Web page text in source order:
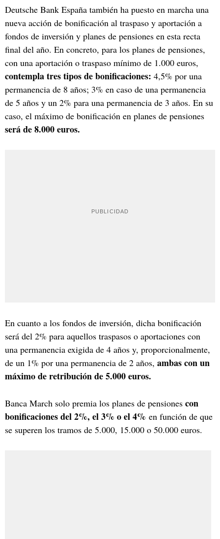
Deutsche Bank España también ha puesto en marcha una
nueva acción de bonificación al traspaso y aportación a
fondos de inversión y planes de pensiones en esta recta
final del año. En concreto, para los planes de pensiones,
con una aportación o traspaso mínimo de 1.000 euros,
contempla tres tipos de bonificaciones: 4,5% por una
permanencia de 8 años; 3% en caso de una permanencia
de 5 años y un 2% para una permanencia de 3 años. En su
caso, el máximo de bonificación en planes de pensiones
será de 8.000 euros.
En cuanto a los fondos de inversión, dicha bonificación
será del 2% para aquellos traspasos o aportaciones con
una permanencia exigida de 4 años y, proporcionalmente,
de un 1% por una permanencia de 2 años, ambas con un
máximo de retribución de 5.000 euros.
Banca March solo premia los planes de pensiones con
bonificaciones del 2%, el 3% o el 4% en función de que
se superen los tramos de 5.000, 15.000 o 50.000 euros.